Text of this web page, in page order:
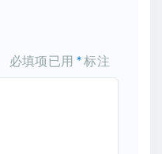
必填项已用 *标注